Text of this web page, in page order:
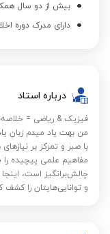
بیش از دو سال
دارای مدرک دوره
درباره استاد
فیزیک & ریاضی =
من بهت یاد میدم زبانِ
با صبر و تمرکز بر
مفاهیم علمی پیچیده را
چالش‌برانگیز است،
و توانایی‌هایتان را کشف